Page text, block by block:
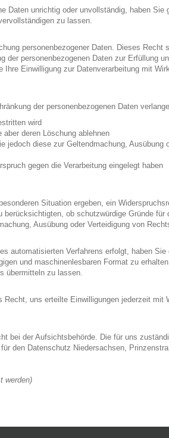
Daten unrichtig oder unvollständig, haben Sie
zu lassen.
personenbezogener Daten. Dieses Recht
der personenbezogenen Daten zur Erfüllung
Einwilligung zur Datenverarbeitung mit
der personenbezogenen Daten
wird
deren Löschung ablehnen
jedoch diese zur Geltendmachung, Ausübung
gegen die Verarbeitung eingelegt haben
Situation ergeben, ein
ob schutzwürdige Gründe für
Ausübung oder Verteidigung von
automatisierten Verfahrens erfolgt, haben Sie
und maschinenlesbaren Format zu
übermitteln zu lassen.
uns erteilte Einwilligungen jederzeit mit
bei der Aufsichtsbehörde. Die für uns
den Datenschutz Niedersachsen,
werden)